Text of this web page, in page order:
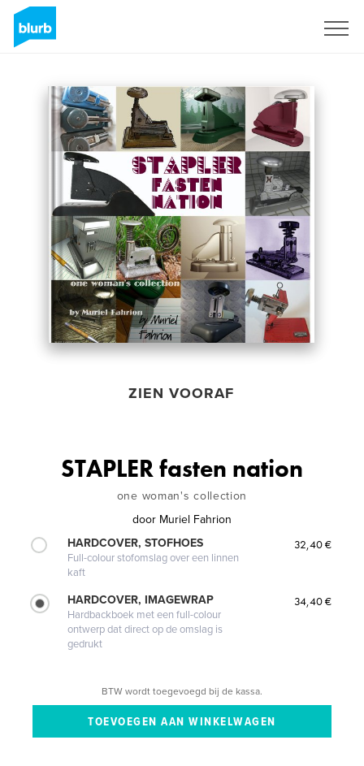
ZIEN VOORAF
STAPLER fasten nation
one woman's collection
door Muriel Fahrion
HARDCOVER, STOFHOES
Full-colour stofomslag over een linnen
kaft
32,40 €
HARDCOVER, IMAGEWRAP
Hardbackboek met een full-colour
ontwerp dat direct op de omslag is
gedrukt
34,40 €
BTW wordt toegevoegd bij de kassa.